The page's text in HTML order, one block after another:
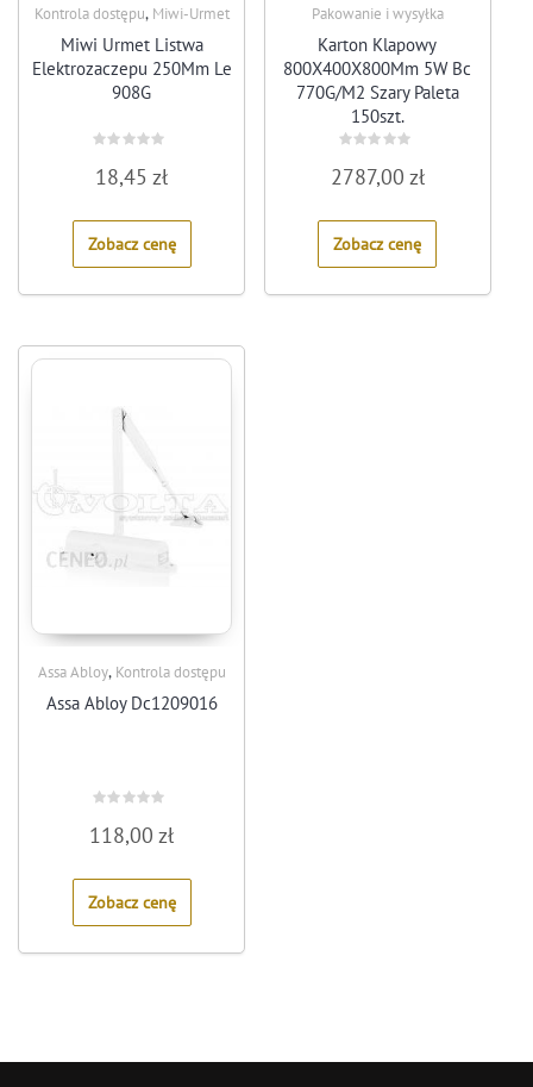
Kontrola dostępu, Miwi-Urmet
Miwi Urmet Listwa
Elektrozaczepu 250Mm Le
908G
0
out
5
18,45zł
Zobacz cenę
Pakowanie i wysyłka
Karton Klapowy
800X400X800Mm 5W Bc
770G/M2 Szary Paleta
150szt.
0
out
5
2787,00 zł
Zobacz cenę
Assa Abloy, Kontrola dostępu
Assa Abloy Dc1209016
0
out
5
118,00zł
Zobacz cenę